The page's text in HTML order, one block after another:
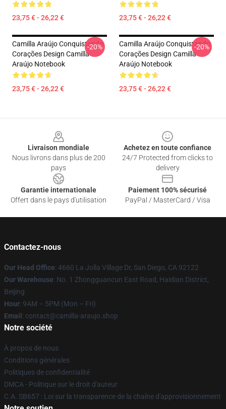
23,75 € - 26,22 € 23,75 € - 26,22 €
Camilla Araújo Conquistando
Corações Design Camilla
Araújo Notebook
23,75 € - 26,22 €
-20%
Camilla Araújo Conquistando
Corações Design Camilla
Araújo Notebook
23,75 € - 26,22 €
-20%
Livraison mondiale
Nous livrons dans plus de 200
pays
Achetez en toute confiance
24/7 Protected from clicks to
delivery
Garantie internationale
Offert dans le pays d'utilisation
Paiement 100% sécurisé
PayPal / MasterCard / Visa
Contactez-nous
Our Head Office: 4660 La Jolla Village Dr, San Diego, CA 92122
Our Warehouse: No. 1 Zhongguancun East Road, Haidian District,
Beijing
Hour: 9AM – 5PM (Mon – Fri)
Email : contact@camilla-araujo.shop
Notre société
À propos de nous
Conditions générales
Politiques de confidentialité
DMCA - Politique sur le droit d'auteur
C.A. SB657 : Loi sur la transparence de la chaîne d'approvisionnement